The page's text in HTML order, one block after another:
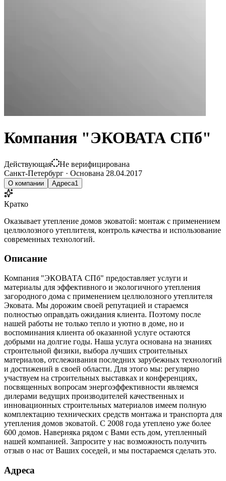
Компания "ЭКОВАТА СПб"
Действующая
Не верифицирована
Санкт-Петербург · Основана 28.04.2017
О компании Адреса1
Кратко
Оказывает утепление домов эковатой: монтаж с применением
целлюлозного утеплителя, контроль качества и использование
современных технологий.
Описание
Компания "ЭКОВАТА СПб" предоставляет услуги и
материалы для эффективного и экологичного утепления
загородного дома с применением целлюлозного утеплителя
Эковата. Мы дорожим своей репутацией и стараемся
полностью оправдать ожидания клиента. Поэтому после
нашей работы не только тепло и уютно в доме, но и
воспоминания клиента об оказанной услуге остаются
добрыми на долгие годы. Наша услуга основана на знаниях
строительной физики, выбора лучших строительных
материалов, отслеживания последних зарубежных технологий
и достижений в своей области. Для этого мы: регулярно
участвуем на строительных выставках и конференциях,
посвященных вопросам энергоэффективности являемся
дилерами ведущих производителей качественных и
инновационных строительных материалов имеем полную
комплектацию технических средств монтажа и транспорта для
утепления домов эковатой. С 2008 года утеплено уже более
600 домов. Наверняка рядом с Вами есть дом, утепленный
нашей компанией. Запросите у нас возможность получить
отзыв о нас от Ваших соседей, и мы постараемся сделать это.
Адреса